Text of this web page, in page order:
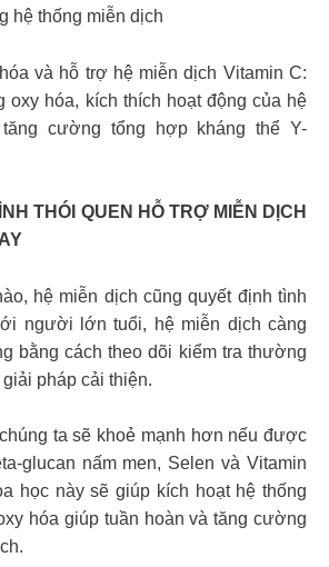
hệ thống miễn dịch
và hỗ trợ hệ miễn dịch Vitamin C:
oxy hóa, kích thích hoạt động của hệ
cường tổng hợp kháng thể Y-
THÓI QUEN HỖ TRỢ MIỄN DỊCH
hệ miễn dịch cũng quyết định tình
người lớn tuổi, hệ miễn dịch càng
bằng cách theo dõi kiểm tra thường
pháp cải thiện.
ta sẽ khoẻ mạnh hơn nếu được
glucan nấm men, Selen và Vitamin
học này sẽ giúp kích hoạt hệ thống
hóa giúp tuần hoàn và tăng cường